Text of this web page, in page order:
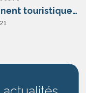
L’Afrique, continent touristique ?